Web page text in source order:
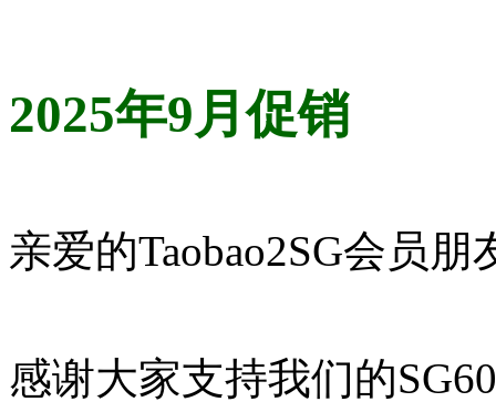
2025年9月促销
亲爱的Taobao2SG会员朋
感谢大家支持我们的